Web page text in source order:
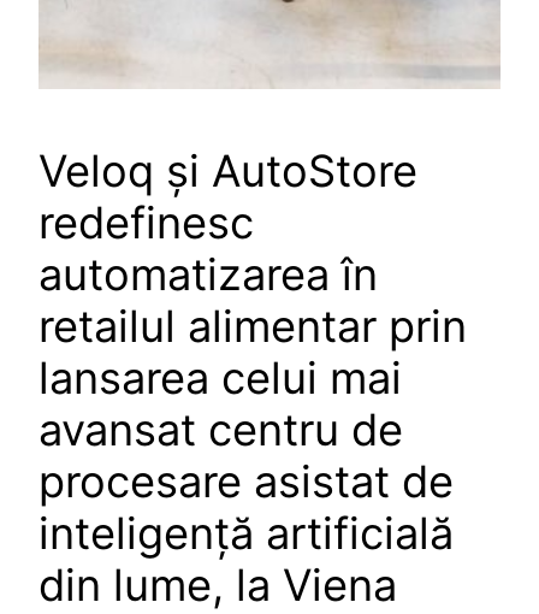
Veloq și AutoStore
redefinesc
automatizarea în
retailul alimentar prin
lansarea celui mai
avansat centru de
procesare asistat de
inteligență artificială
din lume, la Viena